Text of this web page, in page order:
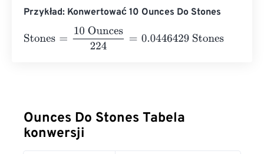
Przykład: Konwertować 10 Ounces Do Stones
Stones
10 Ounces224= 0.0446429 Stones
Ounces Do Stones Tabela
konwersji